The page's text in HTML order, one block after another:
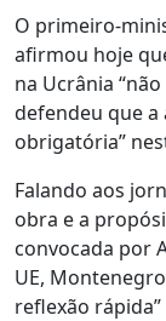
O primeiro-
afirmou hoje
na Ucrânia
defendeu que a
obrigatória”
Falando aos
obra e a
convocada por
UE,
reflexão